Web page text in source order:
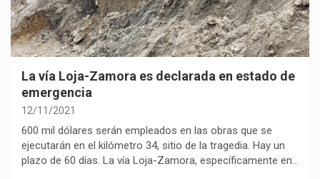
La vía Loja-Zamora es declarada en estado de
emergencia
12/11/2021
600 mil dólares serán empleados en las obras que se
ejecutarán en el kilómetro 34, sitio de la tragedia. Hay un
plazo de 60 días. La vía Loja-Zamora, específicamente en…